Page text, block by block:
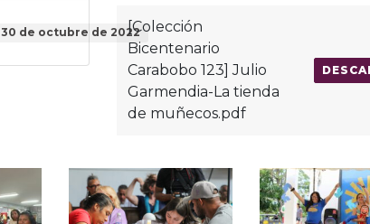
30 de octubre de 2022[Colección
Bicentenario
Carabobo 123] Julio
Garmendia-La tienda
de muñecos.pdf